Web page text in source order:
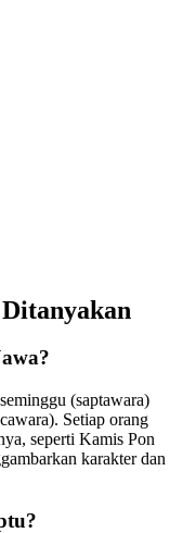
(saptawara)
Setiap orang
seperti Kamis Pon
karakter dan